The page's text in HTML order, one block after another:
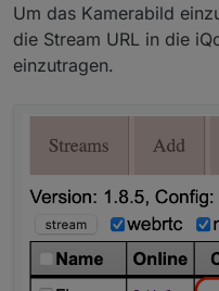
Um das Kamerabild
die Stream URL in die
einzutragen.